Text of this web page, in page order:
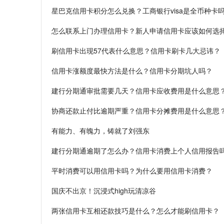
星巴克信用卡积分怎么兑换？工商银行visa是全币种卡
怎么联系上门办理信用卡？新人申请信用卡应该如何选
刷信用卡出现57代表什么意思？信用卡刷卡几大忌讳？
信用卡涨额度最快方法是什么？信用卡分期坑人吗？
建行分期通审批需要几天？信用卡应收费用是什么意思
协商还款止付比逾期严重？信用卡分摊费用是什么意思
有能力、有魄力，铸就了刘强东
建行分期通逾期了怎么办？信用卡消费上个人信用报告
平时消费可以用信用卡吗？为什么要用信用卡消费？
国庆不出京！沉浸式high玩清凉谷
两张信用卡互相还款技巧是什么？怎么才能刷信用卡？